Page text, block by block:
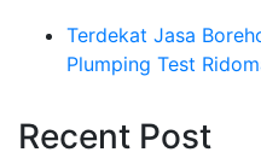
Terdekat Jasa
Plumping Test
Recent Post